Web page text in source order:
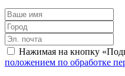
Нажимая на кнопку
положением по обработке